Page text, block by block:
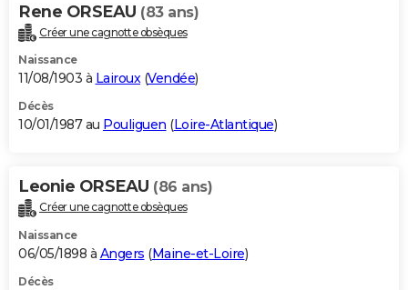
Rene ORSEAU (83 ans)
Créer une cagnotte obsèques
Naissance
11/08/1903 à Lairoux(Vendée)
Décès
10/01/1987 au Pouliguen (Loire-Atlantique)
Leonie ORSEAU (86 ans)
Créer une cagnotte obsèques
Naissance
06/05/1898 à Angers (Maine-et-Loire)
Décès